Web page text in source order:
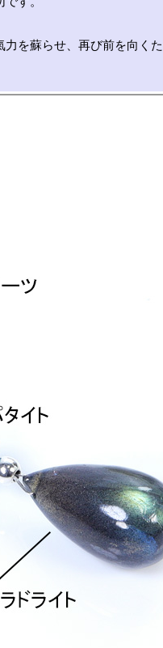
を蘇らせ、再び前を向くた